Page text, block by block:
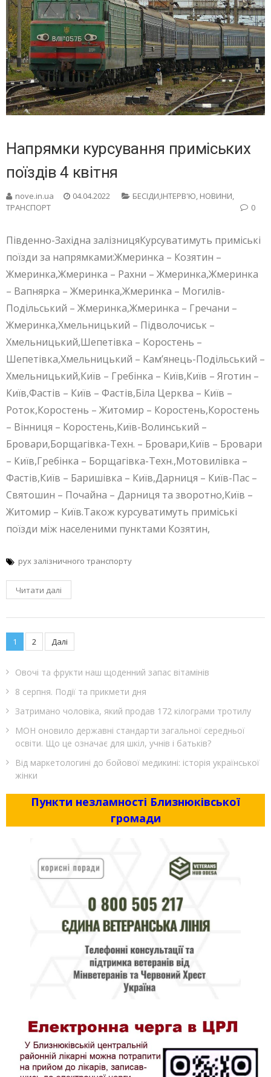
Напрямки курсування приміських
поїздів 4 квітня
nove.in.ua 04.04.2022 БЕСIДИ,ІНТЕРВ'Ю, НОВИНИ,
ТРАНСПОРТ
0
Південно-Західна залізницяКурсуватимуть приміські
поїзди за напрямками:Жмеринка – Козятин –
Жмеринка,Жмеринка – Рахни – Жмеринка,Жмеринка
– Вапнярка – Жмеринка,Жмеринка – Могилів-
Подільський – Жмеринка,Жмеринка – Гречани –
Жмеринка,Хмельницький – Підволочиськ –
Хмельницький,Шепетівка – Коростень –
Шепетівка,Хмельницький – Кам’янець-Подільський –
Хмельницький,Київ – Гребінка – Київ,Київ – Яготин –
Київ,Фастів – Київ – Фастів,Біла Церква – Київ –
Роток,Коростень – Житомир – Коростень,Коростень
– Вінниця – Коростень,Київ-Волинський –
Бровари,Борщагівка-Техн. – Бровари,Київ – Бровари
– Київ,Гребінка – Борщагівка-Техн.,Мотовилівка –
Фастів,Київ – Баришівка – Київ,Дарниця – Київ-Пас –
Святошин – Почайна – Дарниця та зворотно,Київ –
Житомир – Київ.Також курсуватимуть приміські
поїзди між населеними пунктами Козятин,
рух залізничного транспорту
Читати далі
Пагінація
записів
1 2 Далі
Овочі та фрукти наш щоденний запас вітамінів
8 серпня. Події та прикмети дня
Затримано чоловіка, який продав 172 кілограми тротилу
МОН оновило державні стандарти загальної середньої
освіти. Що це означає для шкіл, учнів і батьків?
Від маркетологині до бойової медикині: історія української
жінки
Пункти незламності Близнюківської
громади